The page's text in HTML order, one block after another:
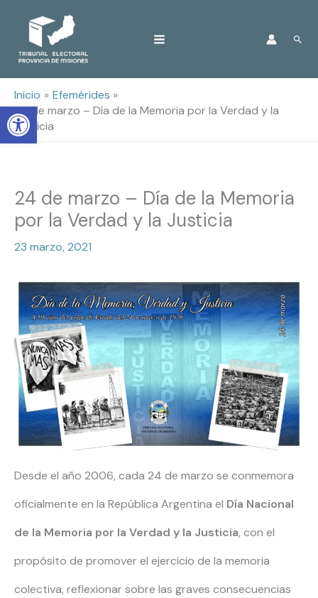
Open toolbar
Inicio
Efemérides
24 de marzo – Día de la Memoria por la Verdad y la
Justicia
24 de marzo – Día de la Memoria
por la Verdad y la Justicia
23 marzo, 2021
Desde el año 2006, cada 24 de marzo se conmemora
oficialmente en la República Argentina el Día Nacional
de la Memoria por la Verdad y la Justicia, con el
propósito de promover el ejercicio de la memoria
colectiva, reflexionar sobre las graves consecuencias